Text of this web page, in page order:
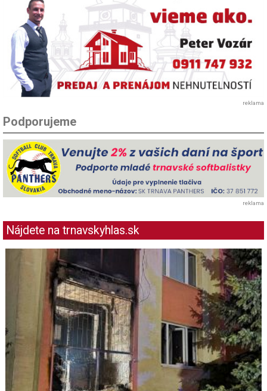
reklama
Podporujeme
reklama
Nájdete na trnavskyhlas.sk